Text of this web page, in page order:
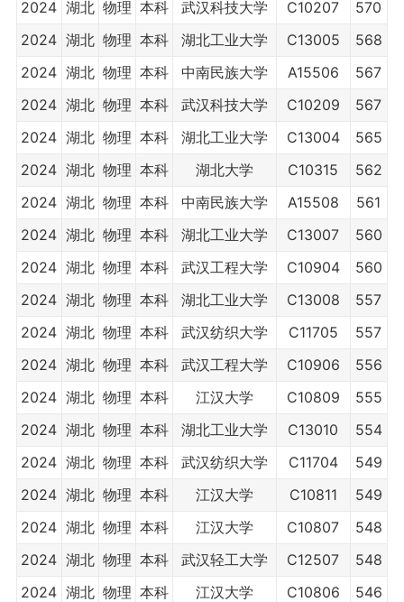
2024 湖北 物理 本科 武汉科技大学 C10207
570
2024 湖北 物理 本科 湖北工业大学 C13005
568
2024 湖北 物理 本科 中南民族大学 A15506
567
2024 湖北 物理 本科 武汉科技大学 C10209
567
2024 湖北 物理 本科 湖北工业大学 C13004
565
2024 湖北 物理 本科 湖北大学 C10315
562
2024 湖北 物理 本科 中南民族大学 A15508
561
2024 湖北 物理 本科 湖北工业大学 C13007
560
2024 湖北 物理 本科 武汉工程大学 C10904
560
2024 湖北 物理 本科 湖北工业大学 C13008
557
2024 湖北 物理 本科 武汉纺织大学 C11705
557
2024 湖北 物理 本科 武汉工程大学 C10906
556
2024 湖北 物理 本科 江汉大学 C10809
555
2024 湖北 物理 本科 湖北工业大学 C13010
554
2024 湖北 物理 本科 武汉纺织大学 C11704
549
2024 湖北 物理 本科 江汉大学 C10811
549
2024 湖北 物理 本科 江汉大学 C10807
548
2024 湖北 物理 本科 武汉轻工大学 C12507
548
2024 湖北 物理 本科 江汉大学 C10806
546